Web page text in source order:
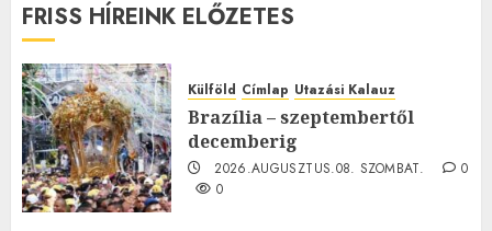
FRISS HÍREINK ELŐZETES
Külföld Címlap Utazási Kalauz
Brazília – szeptembertől
decemberig
2026.AUGUSZTUS.08. SZOMBAT.
0
0